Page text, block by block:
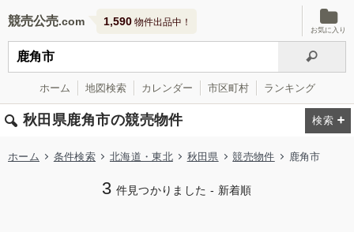
競売公売 1,590 物件出品中！
お気に入り
ホーム 地図検索 カレンダー 市区町村 ランキング
秋田県鹿角市の競売物件
ホーム 条件検索 北海道・東北 秋田県 競売物件 鹿角市
3 件見つかりました - 新着順